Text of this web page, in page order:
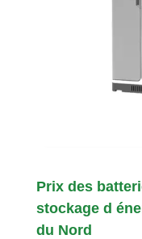
Prix des
stockage d
du Nord